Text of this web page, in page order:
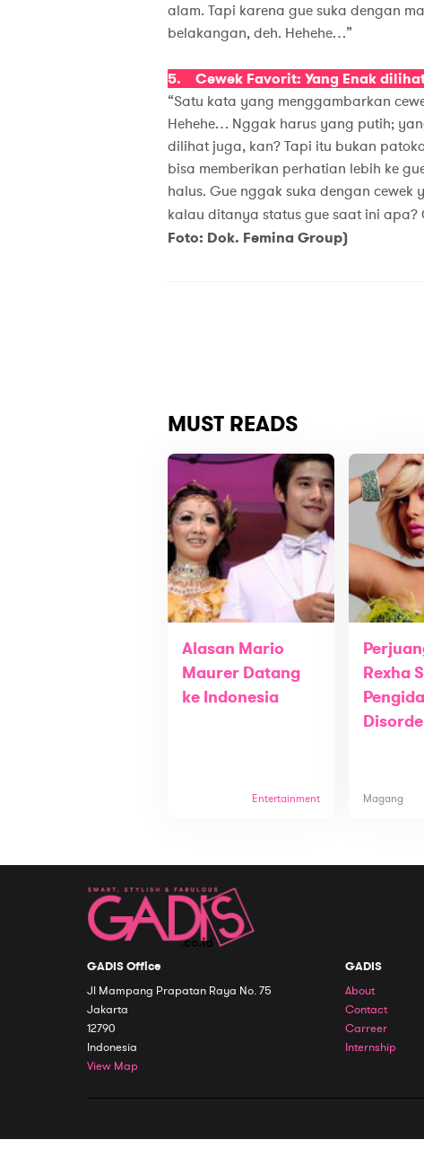
alam. Tapi karena gue suka dengan
belakangan, deh. Hehehe…”
5. Cewek Favorit: Yang Enak
“Satu kata yang menggambarkan
Hehehe… Nggak harus yang putih;
dilihat juga, kan? Tapi itu bukan
bisa memberikan perhatian lebih ke
halus. Gue nggak suka dengan
kalau ditanya status gue saat ini
Foto: Dok. Femina Group)
MUST READS
Alasan Mario
Maurer Datang
ke Indonesia
Entertainment
Rexha
Magang
GADIS Office
Jl Mampang Prapatan Raya No. 75
Jakarta
12790
Indonesia
View Map
GADIS
About
Contact
Carreer
Internship